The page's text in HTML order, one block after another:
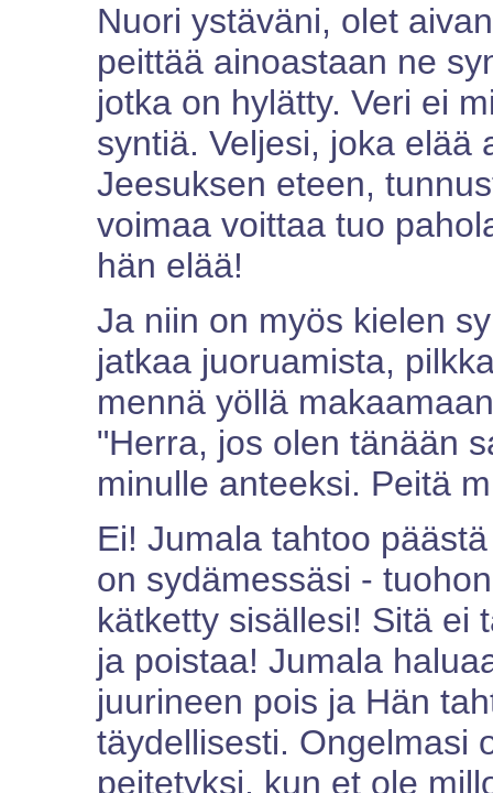
Nuori ystäväni, olet
peittää ainoastaan ne
jotka on hylätty. Veri ei
syntiä. Veljesi, joka elää
Jeesuksen eteen,
voimaa voittaa tuo
hän elää!
Ja niin on myös kielen
jatkaa juoruamista,
mennä yöllä
"Herra, jos olen tänään
minulle anteeksi. Peitä
Ei! Jumala tahtoo
on sydämessäsi -
kätketty sisällesi! Sitä ei
ja poistaa! Jumala
juurineen pois ja Hän
täydellisesti. Ongelmasi
peitetyksi, kun et ole